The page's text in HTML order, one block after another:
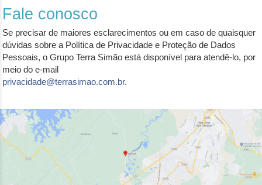
Fale conosco
Se precisar de maiores esclarecimentos ou em caso de quaisquer
dúvidas sobre a Política de Privacidade e Proteção de Dados
Pessoais, o Grupo Terra Simão está disponível para atendê-lo, por
meio do e-mail
privacidade@terrasimao.com.br.